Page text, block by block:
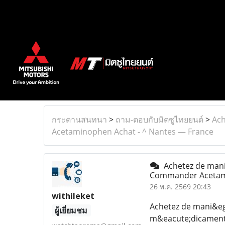
กระดานสนทนา > ถาม-ตอบกับมิตซูไทยยนต์ >
Acetaminophen Achat - ^ Nantes — France
withileket
ผู้เยี่ยมชม
Achetez de
Commander
26 พ.ค. 2569 20:43
Achetez de